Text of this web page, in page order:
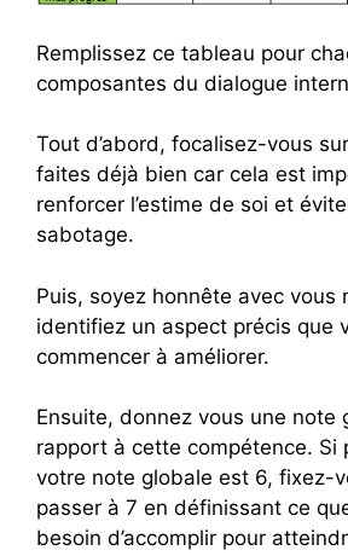
Remplissez ce tableau pour
composantes du dialogue
Tout d’abord, focalisez-vous
faites déjà bien car cela est
renforcer l’estime de soi et
sabotage.
Puis, soyez honnête avec vous
identifiez un aspect précis que
commencer à améliorer.
Ensuite, donnez vous une note
rapport à cette compétence. Si
votre note globale est 6, fixez-
passer à 7 en définissant ce
besoin d’accomplir pour